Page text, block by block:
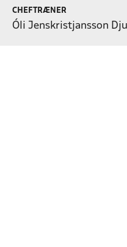
CHEFTRÆNER
Óli Jenskristjansson